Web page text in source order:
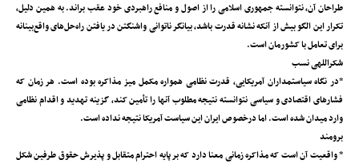
طراحان آن، نتوانسته جمهوری اسلامی را از اصول و منافع راهبردی خود عقب براند. به همین دلیل،
تکرار این الگو بیش از آنکه نشانه قدرت باشد، بیانگر ناتوانی واشنگتن در یافتن راه‌حل‌های واقع‌بینانه
برای تعامل با کشورمان است.
شکراللهی نسب
*در نگاه سیاستمداران آمریکایی، قدرت نظامی همواره مکمل میز مذاکره بوده است. هر زمان که
فشارهای اقتصادی و سیاسی نتوانسته نتیجه مطلوب آنها را تأمین کند، گزینه تهدید و اقدام نظامی
وارد میدان شده است. اما درخصوص ایران این سیاست آمریکا نتیجه نداده است.
برومند
* واقعیت آن است که مذاکره زمانی معنا دارد که بر پایه احترام متقابل و پذیرش حقوق طرفین شکل